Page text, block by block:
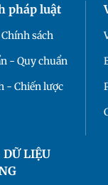
pháp luật
sách
- Quy chuẩn
- Chiến lược
LIỆU